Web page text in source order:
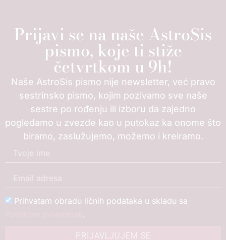
Prijavi se na naše AstroSis
pismo, koje ti stiže
četvrtkom u 9h!
Naše AstroSis pismo nije newsletter, već pravo
sestrinsko pismo, kojim pozivamo sve naše
sestre po rođenju ili izboru da zajedno
pogledamo u zvezde kao u putokaz ka onome što
biramo, zaslužujemo, možemo i kreiramo.
Prihvatam obradu ličnih podataka u skladu sa
.
PRIJAVLJUJEM SE